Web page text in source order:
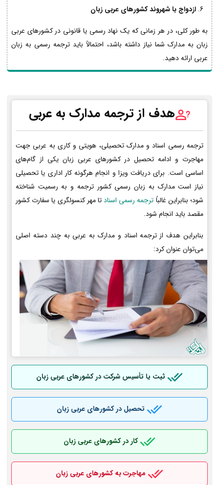
ازدواج با شهروند کشورهای عربی زبان
به طور کلی، در هر زمانی که یک نهاد رسمی یا قانونی در کشورهای عربی
زبان به مدارک شما نیاز داشته باشد، احتمالاً باید ترجمه رسمی به زبان
عربی ارائه دهید.
هدف از ترجمه مدارک به عربی
ترجمه رسمی اسناد و مدارک تحصیلی، هویتی و کاری به عربی جهت
مهاجرت و ادامه تحصیل در کشورهای عربی زبان یکی از گام‌های
اساسی است. برای دریافت ویزا و انجام هرگونه کار اداری یا تحصیلی
نیاز است مدارک به زبان رسمی کشور ترجمه و به رسمیت شناخته
شود؛ بنابراین غالباً ترجمه رسمی اسنادتا مهر کنسولگری یا سفارت کشور
مقصد باید انجام شود.
بنابراین هدف از ترجمه اسناد و مدارک به عربی به چند دسته اصلی
می‌توان عنوان کرد:
ثبت یا تأسیس شرکت در کشورهای عربی زبان
تحصیل در کشورهای عربی زبان
کار در کشورهای عربی زبان
مهاجرت به کشورهای عربی زبان